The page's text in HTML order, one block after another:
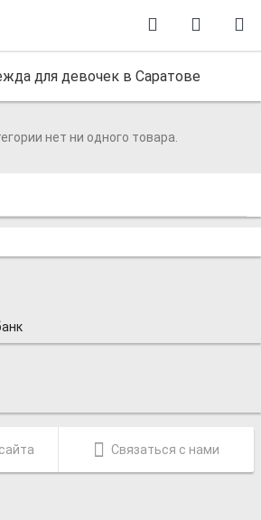
для девочек в Саратове
нет ни одного товара.
Связаться с нами